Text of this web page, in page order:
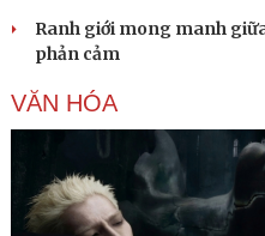
Ranh giới mong manh
phản cảm
VĂN HÓA